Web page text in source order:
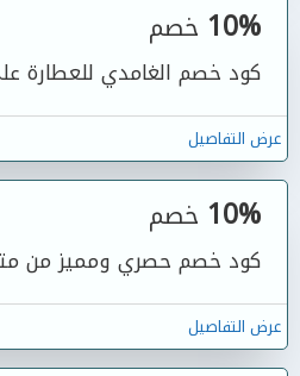
10% خصم
كود خصم الغامدي للعطارة
عرض التفاصيل
10% خصم
كود خصم حصري ومميز من
عرض التفاصيل